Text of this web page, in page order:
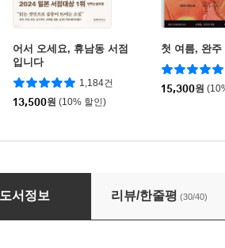
어서 오세요, 휴남동 서점
입니다
1,184건
13,500원 (10% 할인)
첫 여름, 완주
15,300원
도서정보 리뷰/한줄평 (30/40)